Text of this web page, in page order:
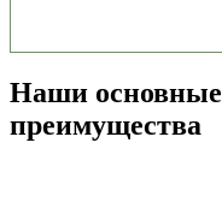
Наши основные
преимущества